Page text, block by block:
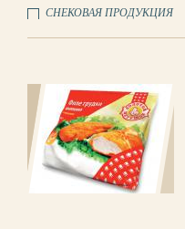
СНЕКОВАЯ ПРОДУКЦИЯ